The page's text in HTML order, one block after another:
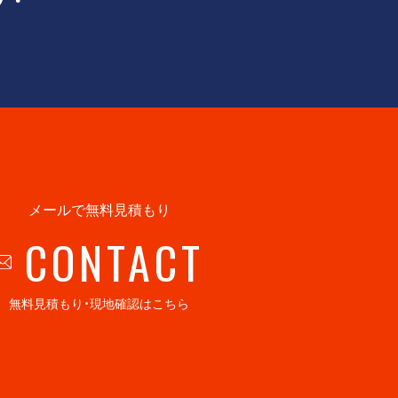
メールで無料見積もり
CONTACT
無料見積もり・現地確認はこちら